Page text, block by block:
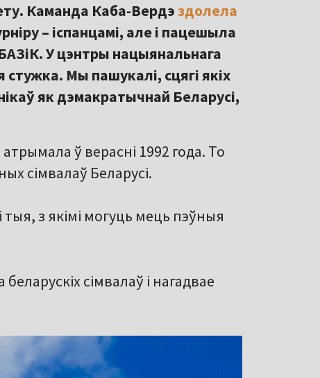
Каманда Каба-Вердэздолела
– іспанцамі, але і пацешыла
У цэнтры нацыянальнага
Мы пашукалі, сцягі якіх
як дэмакратычнай Беларусі,
ў верасні 1992 года. То
сімвалаў Беларусі.
з якімі могуць мець пэўныя
сімвалаў і нагадвае